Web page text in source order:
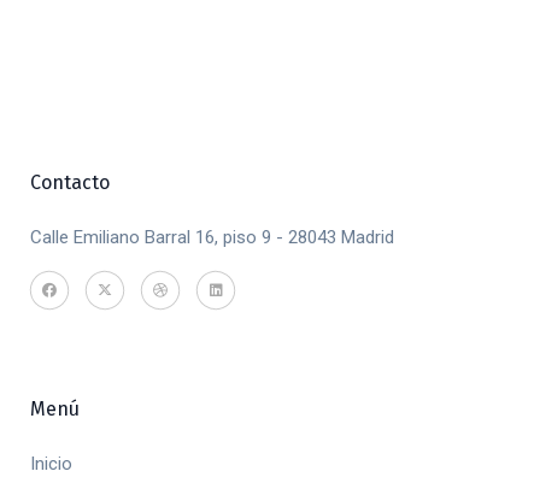
Contacto
Calle Emiliano Barral 16, piso 9 - 28043 Madrid
Menú
Inicio